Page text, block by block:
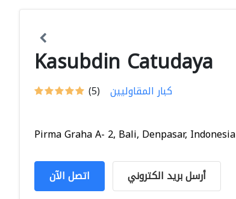
Kasubdin Catudaya
(5) كبار المقاوليين
Pirma Graha A- 2, Bali, Denpasar, Indonesia
اتصل الآن أرسل بريد الكتروني